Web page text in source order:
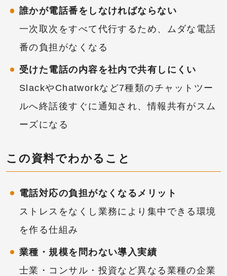
誰かが電話番をしなければならない
一次取次をすべて代行するため、ムダな電話
番の負担がなくなる
受けた電話の内容を社内で共有しにくい
SlackやChatworkなど7種類のチャットツー
ルへ終話後すぐに通知され、情報共有がスム
ーズになる
この資料でわかること
電話対応の負担がなくなるメリット
ストレスをなくし業務により集中できる環境
を作る仕組み
業種・規模を問わない導入実績
士業・コンサル・投資など異なる業種の企業